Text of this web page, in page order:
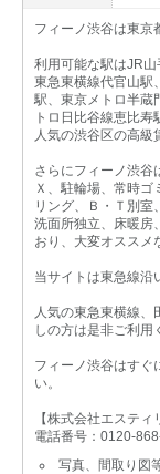
フィーノ渋谷は東京
利用可能な駅はJR山
東急東横線代官山駅
駅、東京メトロ半蔵
トロ日比谷線恵比寿
人気の渋谷区の高級
さらにフィーノ渋谷
Ｘ、駐輪場、常時
リング、Ｂ・Ｔ別室
洗面所独立、床暖房
おり、大変オススメ
当サイトは東急線沿
人気の東急東横線、
しの方は是非ご利用
フィーノ渋谷はすぐ
い。
【株式会社エスティ
電話番号：0120-
写真、間取り図